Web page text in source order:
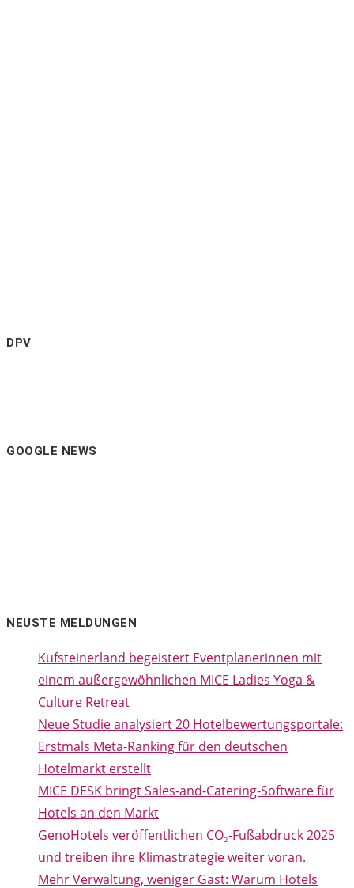
DPV
GOOGLE NEWS
NEUSTE MELDUNGEN
Kufsteinerland begeistert Eventplanerinnen mit
einem außergewöhnlichen MICE Ladies Yoga &
Culture Retreat
Neue Studie analysiert 20 Hotelbewertungsportale:
Erstmals Meta-Ranking für den deutschen
Hotelmarkt erstellt
MICE DESK bringt Sales-and-Catering-Software für
Hotels an den Markt
GenoHotels veröffentlichen CO₂-Fußabdruck 2025
und treiben ihre Klimastrategie weiter voran.
Mehr Verwaltung, weniger Gast: Warum Hotels